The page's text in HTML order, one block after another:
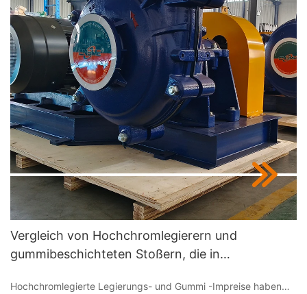
Vergleich von Hochchromlegierern und
gummibeschichteten Stoßern, die in
Hochchromlegierte Legierungs- und Gummi -Impreise haben